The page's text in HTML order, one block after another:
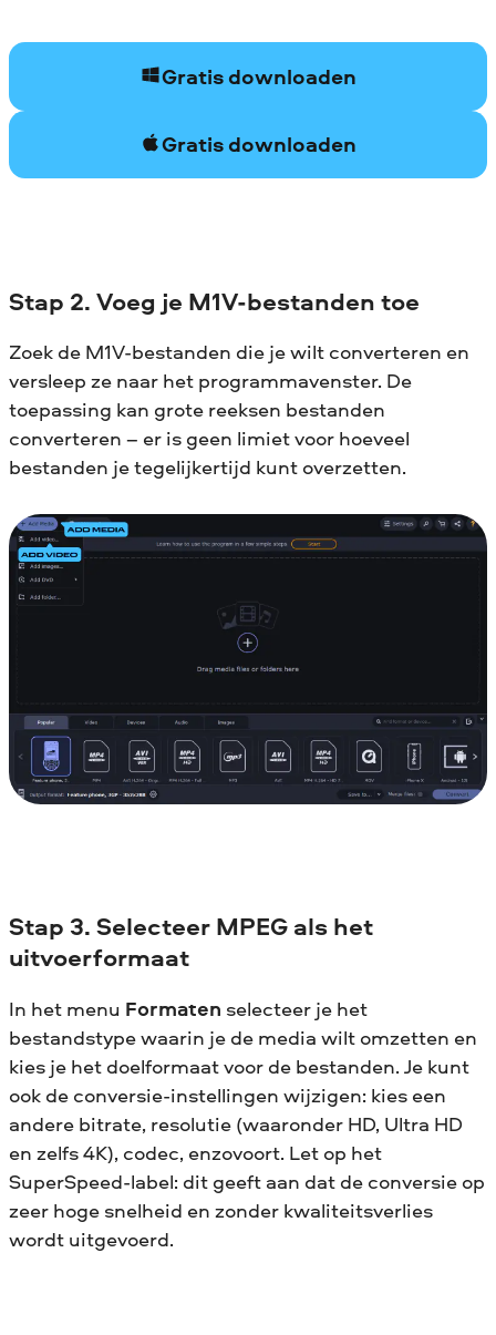
Gratis downloaden
Gratis downloaden
Stap 2. Voeg je M1V-bestanden toe
Zoek de M1V-bestanden die je wilt converteren en
versleep ze naar het programmavenster. De
toepassing kan grote reeksen bestanden
converteren – er is geen limiet voor hoeveel
bestanden je tegelijkertijd kunt overzetten.
Stap 3. Selecteer MPEG als het
uitvoerformaat
In het menu Formaten selecteer je het
bestandstype waarin je de media wilt omzetten en
kies je het doelformaat voor de bestanden. Je kunt
ook de conversie-instellingen wijzigen: kies een
andere bitrate, resolutie (waaronder HD, Ultra HD
en zelfs 4K), codec, enzovoort. Let op het
SuperSpeed-label: dit geeft aan dat de conversie op
zeer hoge snelheid en zonder kwaliteitsverlies
wordt uitgevoerd.